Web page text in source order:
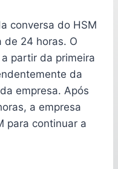
conversa do HSM
de 24 horas. O
partir da primeira
da
empresa. Após
a empresa
para continuar a